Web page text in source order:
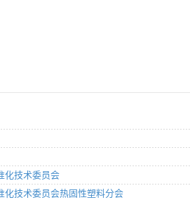
化技术委员会
化技术委员会热固性塑料分会